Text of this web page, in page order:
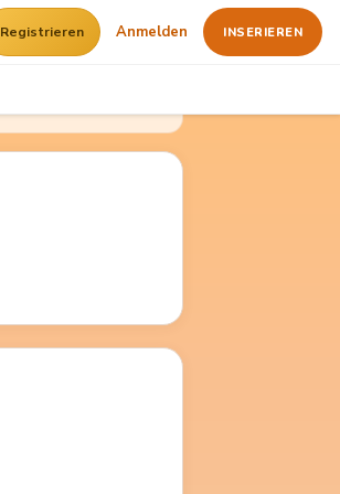
Registrieren Anmelden INSERIEREN